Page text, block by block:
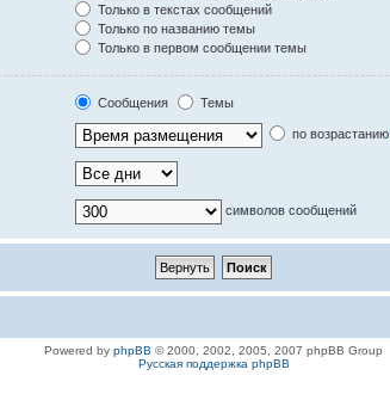
Только в текстах сообщений
Только по названию темы
Только в первом сообщении темы
Сообщения
Темы
по возрастанию
символов сообщений
Powered by phpBB © 2000, 2002, 2005, 2007 phpBB Group
Русская поддержка phpBB